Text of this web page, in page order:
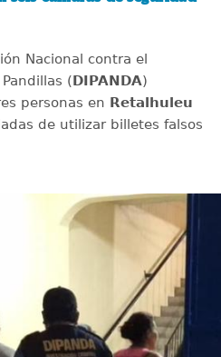
Nacional contra el
(DIPANDA)
personas en Retalhuleu
de utilizar billetes falsos